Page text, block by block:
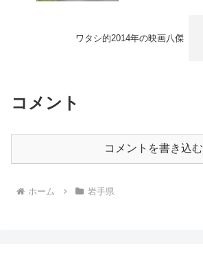
ワタシ的2014年の映画八傑
コメント
コメントを書き込む
ホーム 岩手県